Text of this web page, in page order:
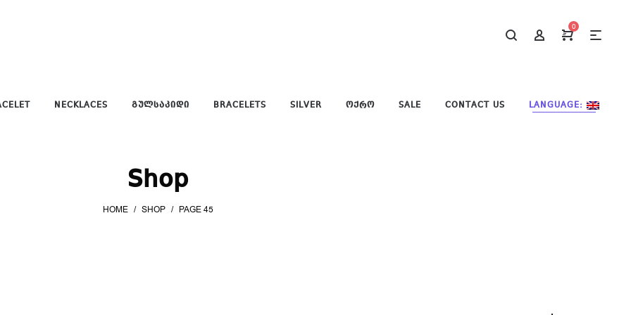
0
NECKLACES ᲒᲣᲚᲡᲐᲙᲘᲓᲘ BRACELETS SILVER ᲝᲥᲠᲝ SALE CONTACT US LANGUAGE:
Shop
HOME / SHOP / PAGE 45